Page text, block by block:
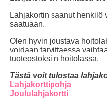
Lahjakortin saanut henkilö
saatuaan.
Olen hyvin joustava
voidaan tarvittaessa
tuoteostoksiin hoitolassa.
Tästä voit tulostaa
Lahjakorttipohja
Joululahjakortti